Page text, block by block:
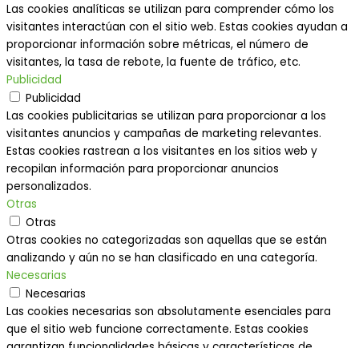
Las cookies analíticas se utilizan para comprender cómo los
visitantes interactúan con el sitio web. Estas cookies ayudan a
proporcionar información sobre métricas, el número de
visitantes, la tasa de rebote, la fuente de tráfico, etc.
Publicidad
Publicidad
Las cookies publicitarias se utilizan para proporcionar a los
visitantes anuncios y campañas de marketing relevantes.
Estas cookies rastrean a los visitantes en los sitios web y
recopilan información para proporcionar anuncios
personalizados.
Otras
Otras
Otras cookies no categorizadas son aquellas que se están
analizando y aún no se han clasificado en una categoría.
Necesarias
Necesarias
Las cookies necesarias son absolutamente esenciales para
que el sitio web funcione correctamente. Estas cookies